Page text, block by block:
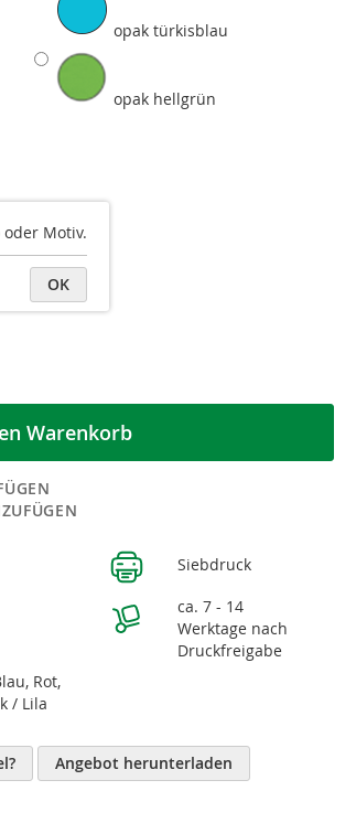
opak türkisblau
opak hellgrün
Warenkorb
Siebdruck
ca. 7 - 14
Werktage nach
Druckfreigabe
Rot,
/ Lila
Angebot herunterladen
Motiv.
OK